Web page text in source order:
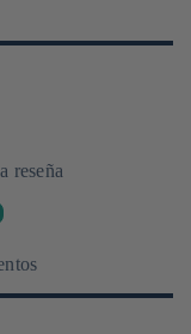
reseña